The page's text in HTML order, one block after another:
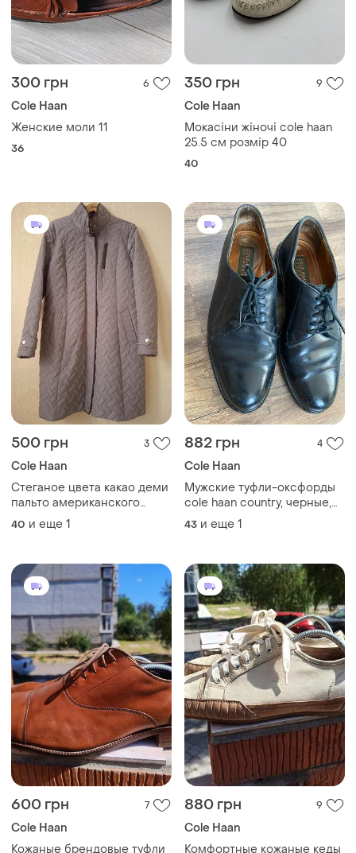
300 грн 6
Cole Haan
Женские моли 11
36
350 грн 9
Cole Haan
Мокасіни жіночі cole haan
25.5 см розмір 40
40
500 грн 3
Cole Haan
Стеганое цвета какао деми
пальто американского
бренда cole haan
40 и еще 1
882 грн 4
Cole Haan
Мужские туфли-оксфорды
cole haan country, черные,
кожаные, 43 размер
43 и еще 1
600 грн 7
Cole Haan
Кожаные брендовые туфли
880 грн 9
Cole Haan
Комфортные кожаные кеды